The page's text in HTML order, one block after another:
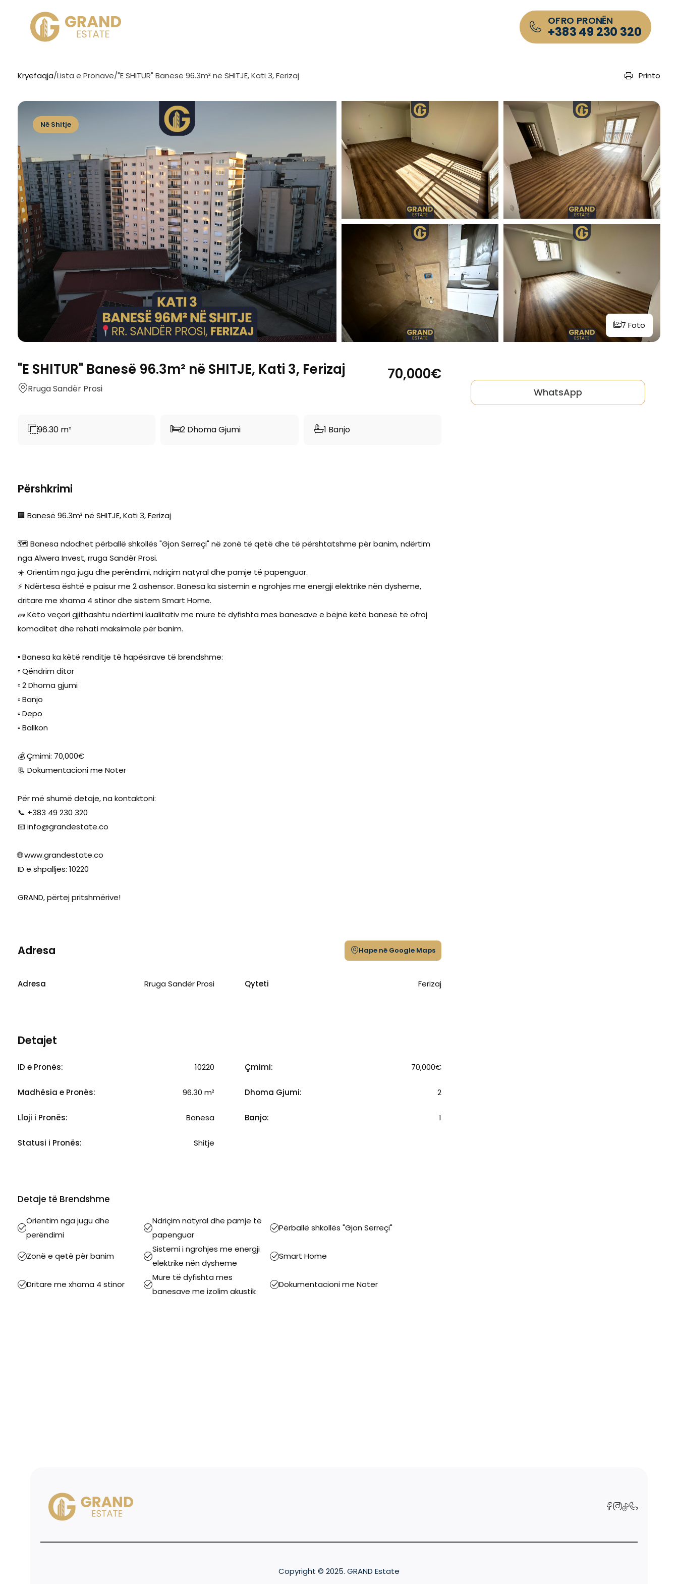
OFRO PRONËN
+383 49 230 320
Kryefaqja/Lista e Pronave/"E SHITUR" Banesë 96.3m² në SHITJE, Kati 3, Ferizaj Printo
Në Shitje
7 Foto
"E SHITUR" Banesë 96.3m² në SHITJE, Kati 3, Ferizaj
Rruga Sandër Prosi
70,000€
96.30 m² 2 Dhoma Gjumi 1 Banjo
Përshkrimi
🏢 Banesë 96.3m² në SHITJE, Kati 3, Ferizaj
🗺️ Banesa ndodhet përballë shkollës "Gjon Serreçi" në zonë të qetë dhe të përshtatshme për banim, ndërtim
nga Alwera Invest, rruga Sandër Prosi.
☀️ Orientim nga jugu dhe perëndimi, ndriçim natyral dhe pamje të papenguar.
⚡ Ndërtesa është e paisur me 2 ashensor. Banesa ka sistemin e ngrohjes me energji elektrike nën dysheme,
dritare me xhama 4 stinor dhe sistem Smart Home.
🧱 Këto veçori gjithashtu ndërtimi kualitativ me mure të dyfishta mes banesave e bëjnë këtë banesë të ofroj
komoditet dhe rehati maksimale për banim.
▪️ Banesa ka këtë renditje të hapësirave të brendshme:
▫️ Qëndrim ditor
▫️ 2 Dhoma gjumi
▫️ Banjo
▫️ Depo
▫️ Ballkon
💰 Çmimi: 70,000€
📃 Dokumentacioni me Noter
Për më shumë detaje, na kontaktoni:
📞 +383 49 230 320
📧 info@grandestate.co
🌐 www.grandestate.co
ID e shpalljes: 10220
GRAND, përtej pritshmërive!
Adresa Hape në Google Maps
Adresa Rruga Sandër Prosi Qyteti Ferizaj
Detajet
ID e Pronës: 10220 Çmimi: 70,000€
Madhësia e Pronës: 96.30 m² Dhoma Gjumi: 2
Lloji i Pronës: Banesa Banjo: 1
Statusi i Pronës: Shitje
Detaje të Brendshme
Orientim nga jugu dhe
perëndimi
Ndriçim natyral dhe pamje të
papenguar
Përballë shkollës "Gjon Serreçi"
Zonë e qetë për banim
Sistemi i ngrohjes me energji
elektrike nën dysheme
Smart Home
Dritare me xhama 4 stinor
Mure të dyfishta mes
banesave me izolim akustik
Dokumentacioni me Noter
WhatsApp
Copyright © 2025. GRAND Estate